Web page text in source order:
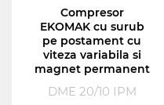
Compresor
EKOMAK cu surub
pe postament cu
viteza variabila si
magnet permanent
DME 20/10 IPM